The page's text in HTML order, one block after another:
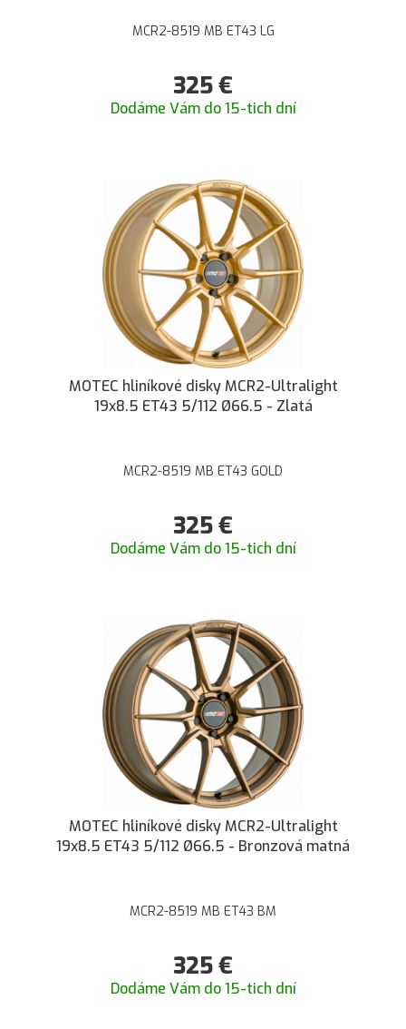
MCR2-8519 MB ET43 LG
325€
Dodáme Vám do 15-tich dní
MOTEC hliníkové disky MCR2-Ultralight
19x8.5 ET43 5/112 Ø66.5 - Zlatá
MCR2-8519 MB ET43 GOLD
325€
Dodáme Vám do 15-tich dní
MOTEC hliníkové disky MCR2-Ultralight
19x8.5 ET43 5/112 Ø66.5 - Bronzová matná
MCR2-8519 MB ET43 BM
325€
Dodáme Vám do 15-tich dní